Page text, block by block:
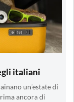
italiani
un'estate di
ancora di